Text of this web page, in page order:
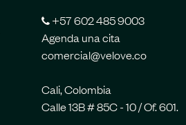
+57 602 485 9003
Agenda una cita
comercial@velove.co
Cali, Colombia
Calle 13B # 85C - 10 / Of. 601.